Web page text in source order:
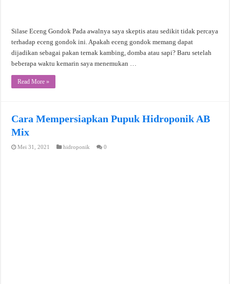
Silase Eceng Gondok Pada awalnya saya skeptis atau sedikit tidak percaya
terhadap eceng gondok ini. Apakah eceng gondok memang dapat
dijadikan sebagai pakan ternak kambing, domba atau sapi? Baru setelah
beberapa waktu kemarin saya menemukan …
Read More »
Cara Mempersiapkan Pupuk Hidroponik AB
Mix
Mei 31, 2021 hidroponik 0